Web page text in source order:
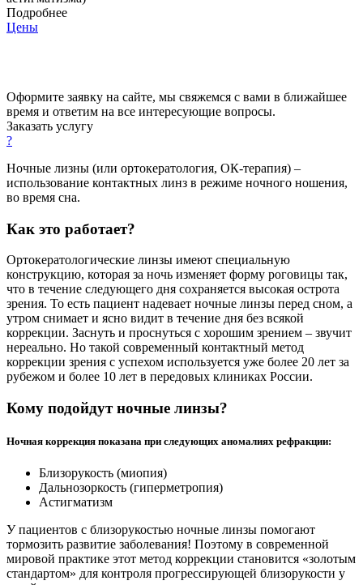
Подробнее
Цены
Оформите заявку на сайте, мы свяжемся с вами в ближайшее
время и ответим на все интересующие вопросы.
Заказать услугу
?
Ночные лизны (или ортокератология, ОК-терапия) –
использование контактных линз в режиме ночного ношения,
во время сна.
Как это работает?
Ортокератологические линзы имеют специальную
конструкцию, которая за ночь изменяет форму роговицы так,
что в течение следующего дня сохраняется высокая острота
зрения. То есть пациент надевает ночные линзы перед сном, а
утром снимает и ясно видит в течение дня без всякой
коррекции. Заснуть и проснуться с хорошим зрением – звучит
нереально. Но такой современный контактный метод
коррекции зрения с успехом используется уже более 20 лет за
рубежом и более 10 лет в передовых клиниках России.
Кому подойдут ночные линзы?
Ночная коррекция показана при следующих аномалиях рефракции:
Близорукость (миопия)
Дальнозоркость (гиперметропия)
Астигматизм
У пациентов с близорукостью ночные линзы помогают
тормозить развитие заболевания! Поэтому в современной
мировой практике этот метод коррекции становится «золотым
стандартом» для контроля прогрессирующей близорукости у